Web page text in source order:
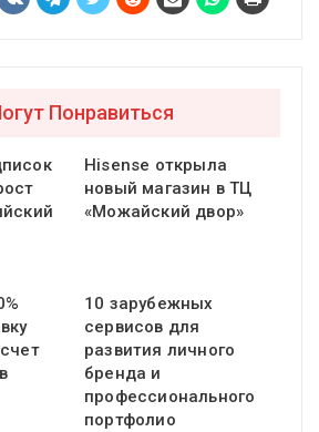
Понравиться
Hisense открыла
новый магазин в ТЦ
«Можайский двор»
10 зарубежных
сервисов для
развития личного
бренда и
профессионального
портфолио